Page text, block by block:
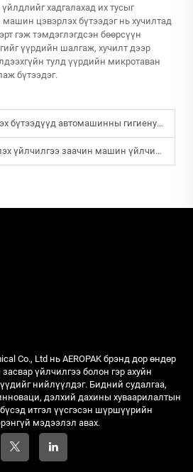
хадгалахад их тусыг
машин цэвэрлэх бүтээдэг нь хучилтад
гэж тэмдэглэгдсэн бөөрсүүн
үүрдийн шалгаж, хучилт дээр
тулд үүрдийн микротаван
бүтээдэг.
гигиену ба доторх дурсгалыг хэрхэн сайжруулж чадах вэ?
машин үйлчилгээний професиональ үйлчилгээнд яагаад чухал вэ?
Co., Ltd нь AEROPAK брэнд дор өндөр
үйлчилгээ болон гэр ахуйн
нийлүүлдэг. Бидний судалгаа,
дэлхий дахины хуваарилалтын
итгэл үүсгэсэн шүршүүрийн
мэдээлэл авах.